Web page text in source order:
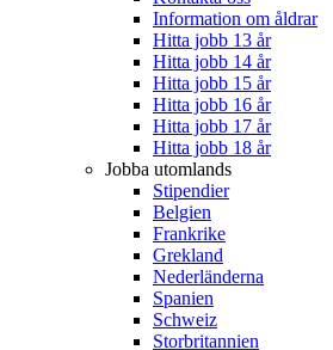
Information om åldrar
Hitta jobb 13 år
Hitta jobb 14 år
Hitta jobb 15 år
Hitta jobb 16 år
Hitta jobb 17 år
Hitta jobb 18 år
Jobba utomlands
Stipendier
Belgien
Frankrike
Grekland
Nederländerna
Spanien
Schweiz
Storbritannien